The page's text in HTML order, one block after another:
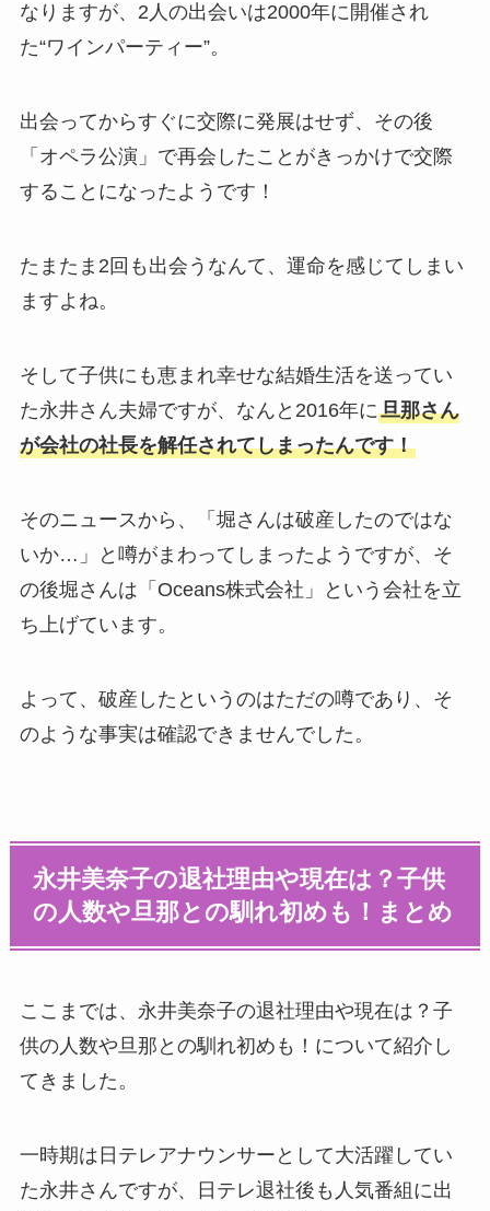
なりますが、2人の出会いは2000年に開催され
た“ワインパーティー”。
出会ってからすぐに交際に発展はせず、その後
「オペラ公演」で再会したことがきっかけで交際
することになったようです！
たまたま2回も出会うなんて、運命を感じてしまい
ますよね。
そして子供にも恵まれ幸せな結婚生活を送ってい
た永井さん夫婦ですが、なんと2016年に旦那さん
が会社の社長を解任されてしまったんです！
そのニュースから、「堀さんは破産したのではな
いか…」と噂がまわってしまったようですが、そ
の後堀さんは「Oceans株式会社」という会社を立
ち上げています。
よって、破産したというのはただの噂であり、そ
のような事実は確認できませんでした。
永井美奈子の退社理由や現在は？子供
の人数や旦那との馴れ初めも！まとめ
ここまでは、永井美奈子の退社理由や現在は？子
供の人数や旦那との馴れ初めも！について紹介し
てきました。
一時期は日テレアナウンサーとして大活躍してい
た永井さんですが、日テレ退社後も人気番組に出